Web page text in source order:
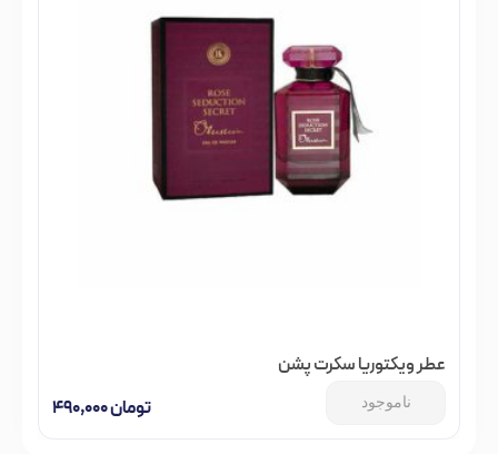
عطر ویکتوریا سکرت پشن
تومان
ناموجود